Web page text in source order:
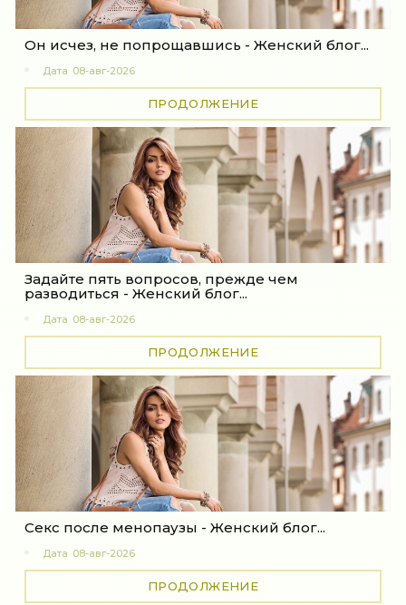
Он исчез, не попрощавшись - Женский блог...
Дата 08-авг-2026
ПРОДОЛЖЕНИЕ
Задайте пять вопросов, прежде чем
разводиться - Женский блог...
Дата 08-авг-2026
ПРОДОЛЖЕНИЕ
Секс после менопаузы - Женский блог...
Дата 08-авг-2026
ПРОДОЛЖЕНИЕ